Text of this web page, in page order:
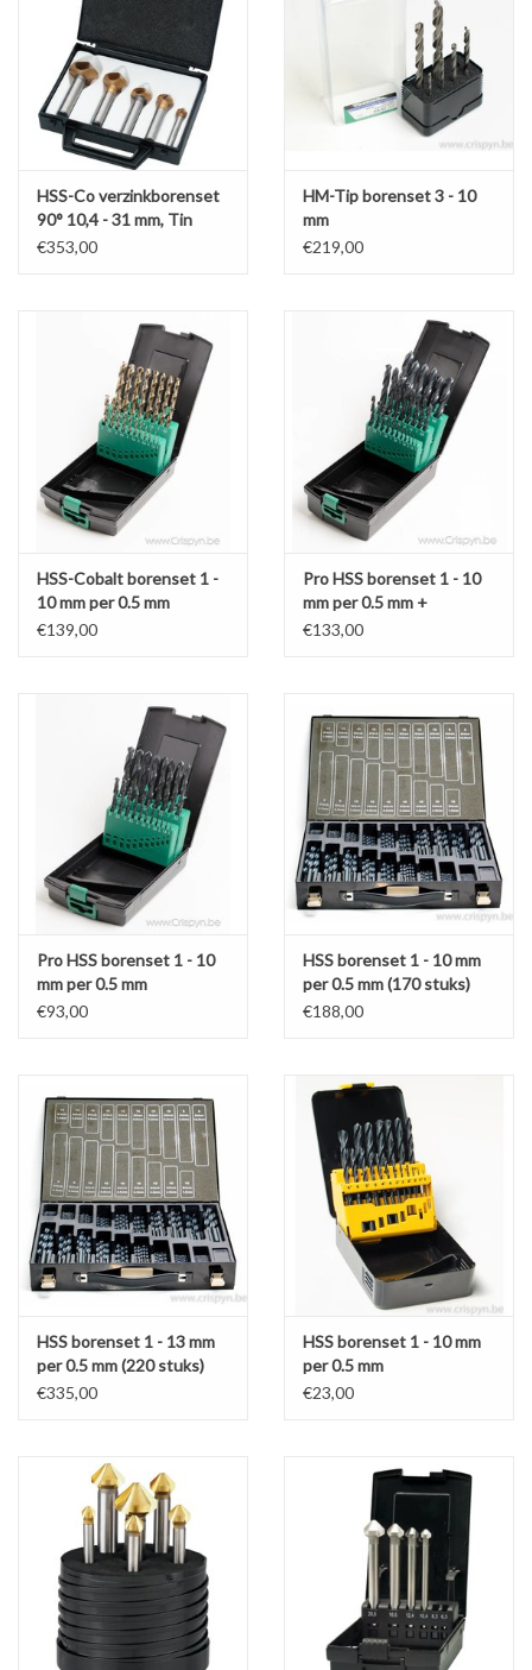
HSS-Co verzinkborenset
90° 10,4 - 31 mm, Tin
gecoat
€353,00
HM-Tip borenset 3 - 10
mm
€219,00
HSS-Cobalt borenset 1 -
10 mm per 0.5 mm
€139,00
Pro HSS borenset 1 - 10
mm per 0.5 mm +
voorboormaten M4 - M12
€133,00
Pro HSS borenset 1 - 10
mm per 0.5 mm
€93,00
HSS borenset 1 - 10 mm
per 0.5 mm (170 stuks)
€188,00
HSS borenset 1 - 13 mm
per 0.5 mm (220 stuks)
€335,00
HSS borenset 1 - 10 mm
per 0.5 mm
€23,00